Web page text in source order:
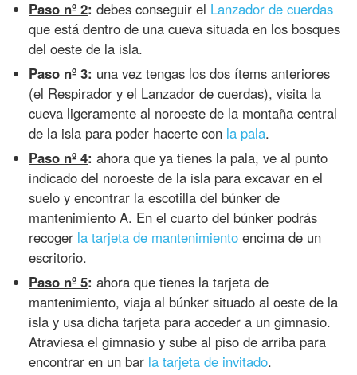
Paso nº 2: debes conseguir el Lanzador de cuerdas
que está dentro de una cueva situada en los bosques
del oeste de la isla.
Paso nº 3: una vez tengas los dos ítems anteriores
(el Respirador y el Lanzador de cuerdas), visita la
cueva ligeramente al noroeste de la montaña central
de la isla para poder hacerte con la pala.
Paso nº 4: ahora que ya tienes la pala, ve al punto
indicado del noroeste de la isla para excavar en el
suelo y encontrar la escotilla del búnker de
mantenimiento A. En el cuarto del búnker podrás
recoger la tarjeta de mantenimiento encima de un
escritorio.
Paso nº 5: ahora que tienes la tarjeta de
mantenimiento, viaja al búnker situado al oeste de la
isla y usa dicha tarjeta para acceder a un gimnasio.
Atraviesa el gimnasio y sube al piso de arriba para
encontrar en un bar la tarjeta de invitado.